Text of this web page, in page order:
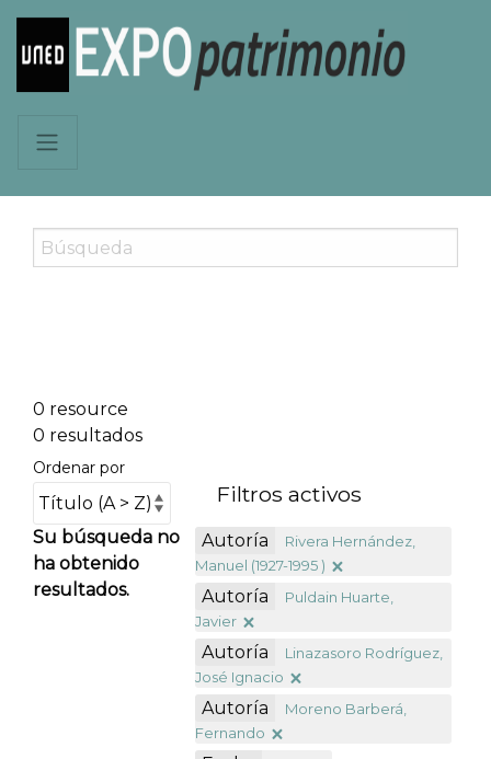
0 resource
0 resultados
Ordenar por
Su búsqueda no
ha obtenido
resultados.
Filtros activos
Autoría
Rivera Hernández,
Manuel (1927-1995 )
Autoría
Puldain Huarte,
Javier
Autoría
Linazasoro Rodríguez,
José Ignacio
Autoría
Moreno Barberá,
Fernando